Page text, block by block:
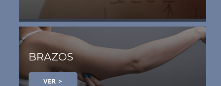
BRAZOS
VER >